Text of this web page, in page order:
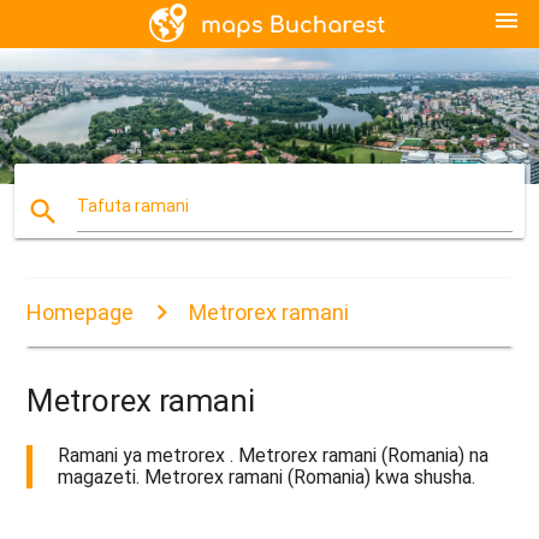
menu
search Tafuta ramani
Homepage Metrorex ramani
Metrorex ramani
Ramani ya metrorex . Metrorex ramani (Romania) na
magazeti. Metrorex ramani (Romania) kwa shusha.